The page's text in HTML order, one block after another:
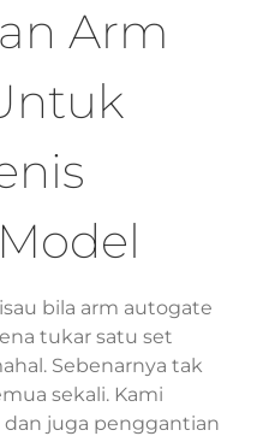
Arm
bila arm autogate
tukar satu set
Sebenarnya tak
sekali. Kami
dan juga penggantian